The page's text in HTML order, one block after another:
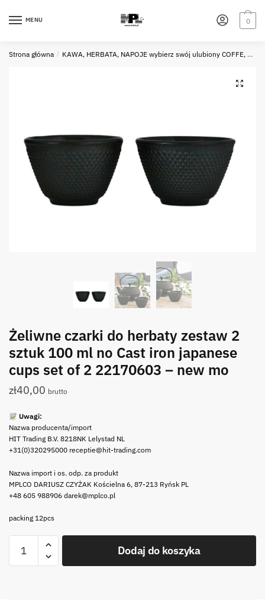
MENU 0
Strona główna / KAWA, HERBATA, NAPOJE wybierz swój ulubiony COFFE, TEA, DRINKS choose your favourite one
Żeliwne czarki do herbaty zestaw 2
sztuk 100 ml no Cast iron japanese
cups set of 2 22170603 – new mo
zł40,00 brutto
Uwagi:
Nazwa producenta/import
HIT Trading B.V. 8218NK Lelystad NL
+31(0)320295000 receptie@hit-trading.com
Nazwa import i os. odp. za produkt
MPLCO DARIUSZ CZYŻAK Kościelna 6, 87-213 Ryńsk PL
+48 605 988906 darek@mplco.pl
packing 12pcs
Żeliwne
Dodaj do koszyka